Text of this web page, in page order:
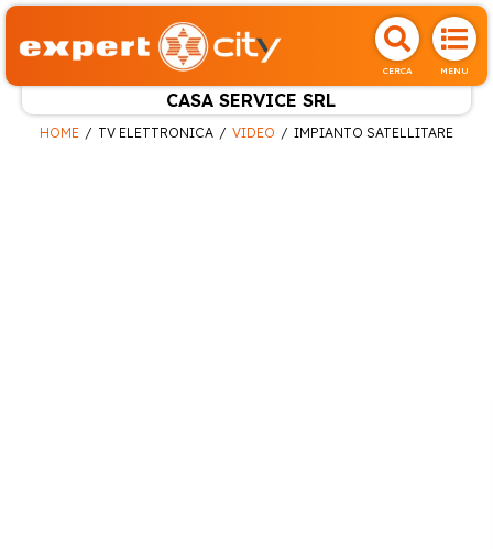
CERCA MENU
CASA SERVICE SRL
HOME TV ELETTRONICA VIDEO IMPIANTO SATELLITARE